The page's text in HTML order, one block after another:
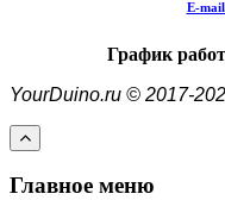
E-
График
YourDuino.ru © 2017-
Главное меню